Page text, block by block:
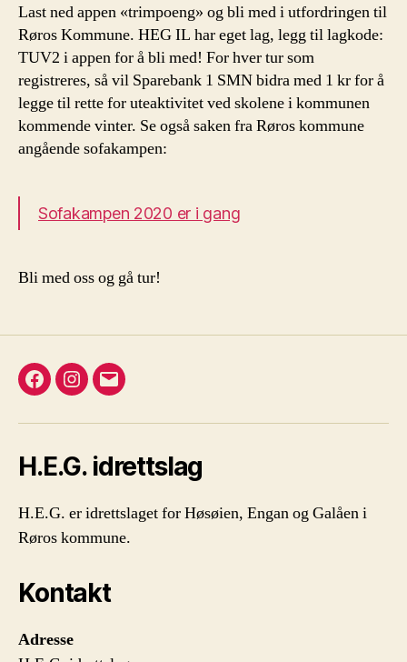
Last ned appen «trimpoeng» og bli med i utfordringen til
Røros Kommune. HEG IL har eget lag, legg til lagkode:
TUV2 i appen for å bli med! For hver tur som
registreres, så vil Sparebank 1 SMN bidra med 1 kr for å
legge til rette for uteaktivitet ved skolene i kommunen
kommende vinter. Se også saken fra Røros kommune
angående sofakampen:
Sofakampen 2020 er i gang
Bli med oss og gå tur!
Facebook
Instagram
E-
H.E.G. idrettslag
H.E.G. er idrettslaget for Høsøien, Engan og Galåen i
Røros kommune.
Kontakt
Adresse